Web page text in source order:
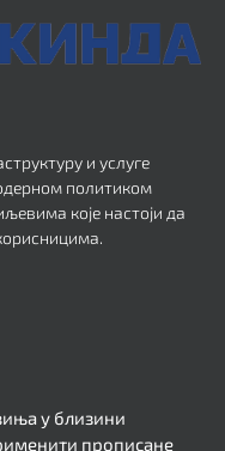
и услуге
политиком
које настоји да
у близини
прописане